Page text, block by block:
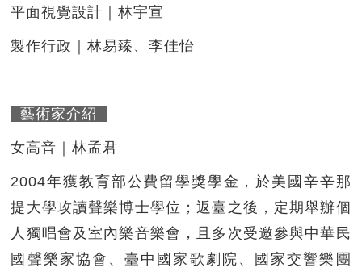
平面視覺設計｜林宇宣
製作行政｜林易臻、李佳怡
藝術家介紹
女高音｜林孟君
2004年獲教育部公費留學獎學金，於美國辛辛那
提大學攻讀聲樂博士學位；返臺之後，定期舉辦個
人獨唱會及室內樂音樂會，且多次受邀參與中華民
國聲樂家協會、臺中國家歌劇院、國家交響樂團